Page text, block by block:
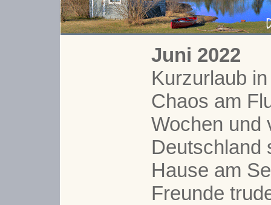
Juni 2022
Kurzurlaub
Chaos am
Wochen und
Deutschland
Hause am
Freunde